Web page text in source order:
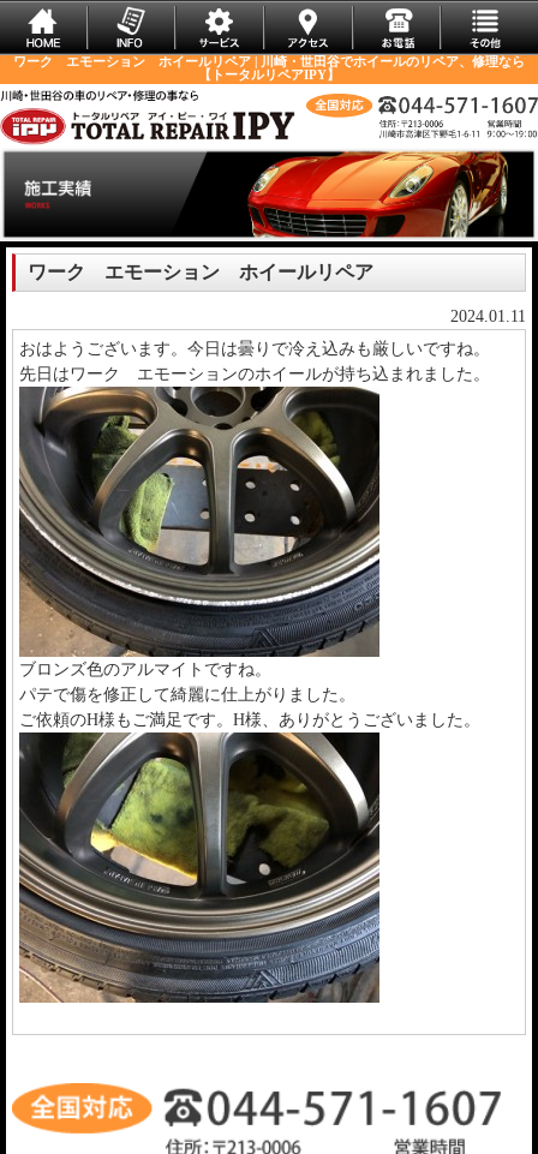
ワーク エモーション ホイールリペア | 川崎・世田谷でホイールのリペア、修理なら
【トータルリペアIPY】
ワーク エモーション ホイールリペア
2024.01.11
おはようございます。今日は曇りで冷え込みも厳しいですね。
先日はワーク エモーションのホイールが持ち込まれました。
ブロンズ色のアルマイトですね。
パテで傷を修正して綺麗に仕上がりました。
ご依頼のH様もご満足です。H様、ありがとうございました。